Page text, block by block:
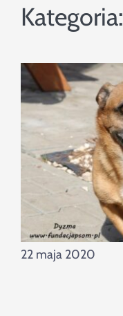
Kategoria:
22 maja 2020